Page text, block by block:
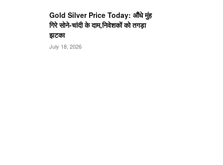
Gold Silver Price Today: औंधे मुंह
गिरे सोने-चांदी के दाम,निवेशकों को तगड़ा
झटका
July 18, 2026